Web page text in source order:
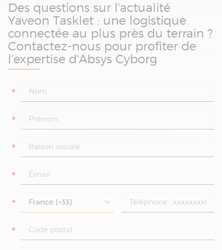
Des questions sur l'actualité
Yaveon Tasklet : une logistique
connectée au plus près du terrain ?
Contactez-nous pour profiter de
l'expertise d'Absys Cyborg
*
*
*
*
*
*